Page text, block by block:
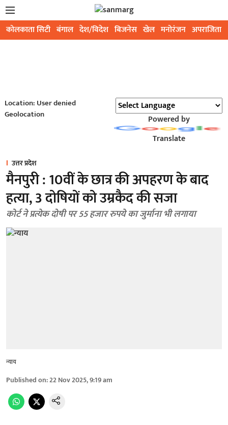
कोलकाता सिटी बंगाल देश/विदेश बिजनेस खेल मनोरंजन अपराजिता
Location: User denied
Geolocation
Powered by
Translate
उत्तर प्रदेश
मैनपुरी : 10वीं के छात्र की अपहरण के बाद
हत्या, 3 दोषियों को उम्रकैद की सजा
कोर्ट ने प्रत्येक दोषी पर 55 हजार रुपये का जुर्माना भी लगाया
न्याय
Published on:22 Nov 2025, 9:19 am